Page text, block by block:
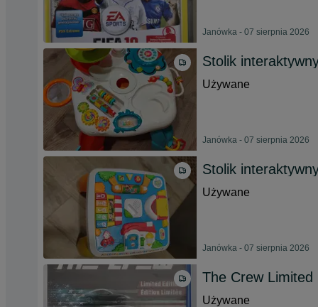
Janówka - 07 sierpnia 2026
Stolik
Używane
Janówka - 07 sierpnia 2026
Stolik
Używane
Janówka - 07 sierpnia 2026
The Crew
Używane